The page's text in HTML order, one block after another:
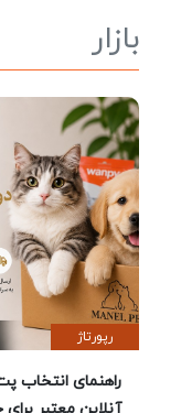
بازار
رپورتاژ
راهنمای انتخاب